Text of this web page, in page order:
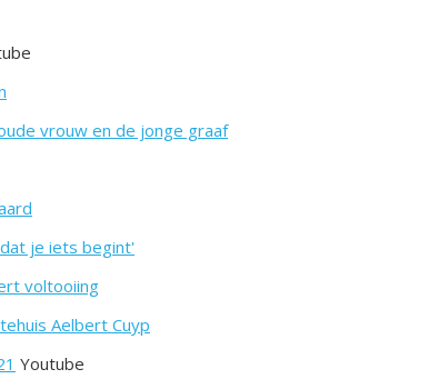
vrouw en de jonge graaf
je iets begint'
voltooiing
Aelbert Cuyp
Youtube